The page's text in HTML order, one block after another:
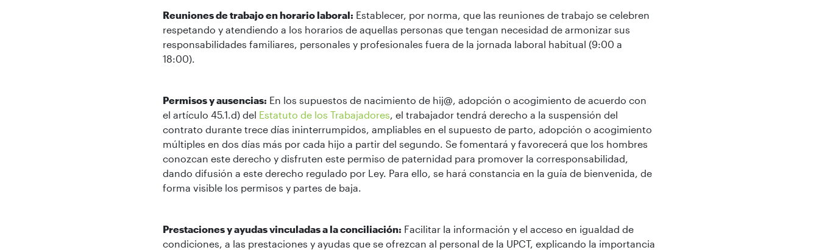
Reuniones de trabajo en horario laboral: Establecer, por norma, que las reuniones de trabajo se celebren
respetando y atendiendo a los horarios de aquellas personas que tengan necesidad de armonizar sus
responsabilidades familiares, personales y profesionales fuera de la jornada laboral habitual (9:00 a
18:00).
Permisos y ausencias: En los supuestos de nacimiento de hij@, adopción o acogimiento de acuerdo con
el artículo 45.1.d) del Estatuto de los Trabajadores, el trabajador tendrá derecho a la suspensión del
contrato durante trece días ininterrumpidos, ampliables en el supuesto de parto, adopción o acogimiento
múltiples en dos días más por cada hijo a partir del segundo. Se fomentará y favorecerá que los hombres
conozcan este derecho y disfruten este permiso de paternidad para promover la corresponsabilidad,
dando difusión a este derecho regulado por Ley. Para ello, se hará constancia en la guía de bienvenida, de
forma visible los permisos y partes de baja.
Prestaciones y ayudas vinculadas a la conciliación: Facilitar la información y el acceso en igualdad de
condiciones, a las prestaciones y ayudas que se ofrezcan al personal de la UPCT, explicando la importancia